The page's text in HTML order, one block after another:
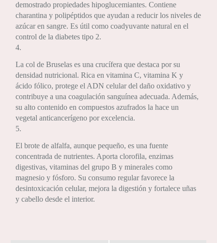
demostrado propiedades hipoglucemiantes. Contiene
charantina y polipéptidos que ayudan a reducir los niveles de
azúcar en sangre. Es útil como coadyuvante natural en el
control de la diabetes tipo 2.
4.
La col de Bruselas es una crucífera que destaca por su
densidad nutricional. Rica en vitamina C, vitamina K y
ácido fólico, protege el ADN celular del daño oxidativo y
contribuye a una coagulación sanguínea adecuada. Además,
su alto contenido en compuestos azufrados la hace un
vegetal anticancerígeno por excelencia.
5.
El brote de alfalfa, aunque pequeño, es una fuente
concentrada de nutrientes. Aporta clorofila, enzimas
digestivas, vitaminas del grupo B y minerales como
magnesio y fósforo. Su consumo regular favorece la
desintoxicación celular, mejora la digestión y fortalece uñas
y cabello desde el interior.